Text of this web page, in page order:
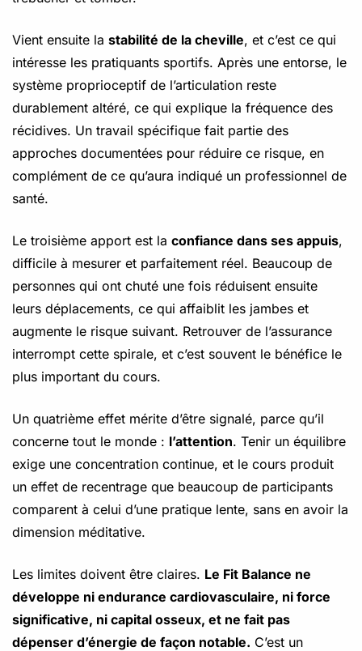
Vient ensuite la stabilité de la cheville, et c’est ce qui
intéresse les pratiquants sportifs. Après une entorse, le
système proprioceptif de l’articulation reste
durablement altéré, ce qui explique la fréquence des
récidives. Un travail spécifique fait partie des
approches documentées pour réduire ce risque, en
complément de ce qu’aura indiqué un professionnel de
santé.
Le troisième apport est la confiance dans ses appuis,
difficile à mesurer et parfaitement réel. Beaucoup de
personnes qui ont chuté une fois réduisent ensuite
leurs déplacements, ce qui affaiblit les jambes et
augmente le risque suivant. Retrouver de l’assurance
interrompt cette spirale, et c’est souvent le bénéfice le
plus important du cours.
Un quatrième effet mérite d’être signalé, parce qu’il
concerne tout le monde : l’attention. Tenir un équilibre
exige une concentration continue, et le cours produit
un effet de recentrage que beaucoup de participants
comparent à celui d’une pratique lente, sans en avoir la
dimension méditative.
Les limites doivent être claires. Le Fit Balance ne
développe ni endurance cardiovasculaire, ni force
significative, ni capital osseux, et ne fait pas
dépenser d’énergie de façon notable. C’est un